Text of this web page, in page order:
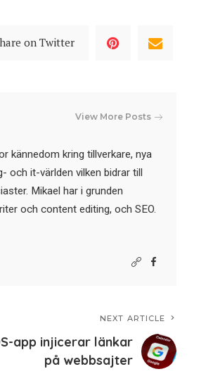
on Twitter
View More Posts
kännedom kring tillverkare, nya
och it-världen vilken bidrar till
Mikael har i grunden
och content editing, och SEO.
NEXT ARTICLE
app injicerar länkar
på webbsajter